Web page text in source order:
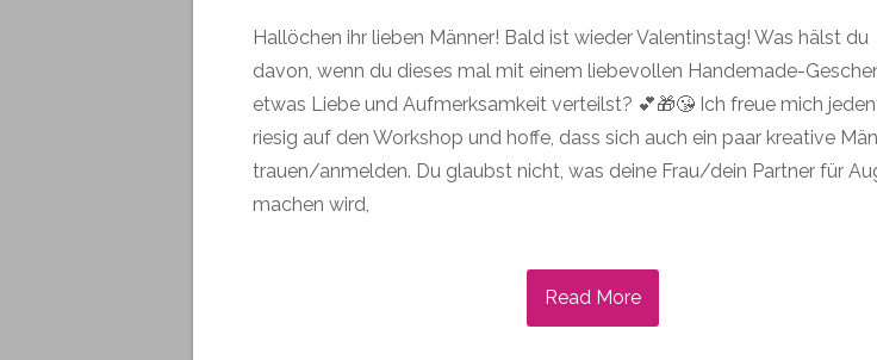
Hallöchen ihr lieben Männer! Bald ist wieder Valentinstag! Was hälst du
davon, wenn du dieses mal mit einem liebevollen Handemade-
etwas Liebe und Aufmerksamkeit verteilst? 💕🎁😘 Ich freue mich
riesig auf den Workshop und hoffe, dass sich auch ein paar kreative
trauen/anmelden. Du glaubst nicht, was deine Frau/dein Partner für
machen wird,
Read More